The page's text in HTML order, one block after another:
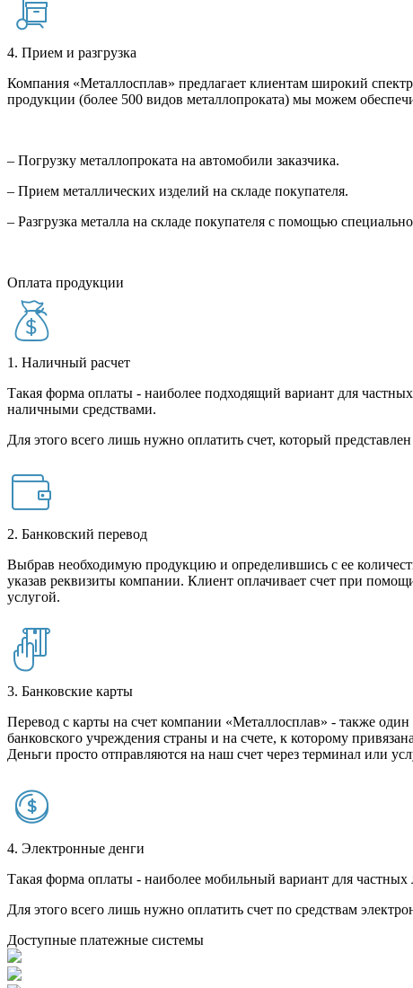
4. Прием и разгрузка
Компания «Металлосплав» предлагает клиентам широкий
продукции (более 500 видов металлопроката) мы можем
– Погрузку металлопроката на автомобили заказчика.
– Прием металлических изделий на складе покупателя.
– Разгрузка металла на складе покупателя с помощью
Оплата продукции
1. Наличный расчет
Такая форма оплаты - наиболее подходящий вариант для
наличными средствами.
Для этого всего лишь нужно оплатить счет, который
2. Банковский перевод
Выбрав необходимую продукцию и определившись с ее
указав реквизиты компании. Клиент оплачивает счет при
услугой.
3. Банковские карты
Перевод с карты на счет компании «Металлосплав» - также
банковского учреждения страны и на счете, к которому
Деньги просто отправляются на наш счет через терминал или
4. Электронные денги
Такая форма оплаты - наиболее мобильный вариант для частных
Для этого всего лишь нужно оплатить счет по средствам
Доступные платежные системы